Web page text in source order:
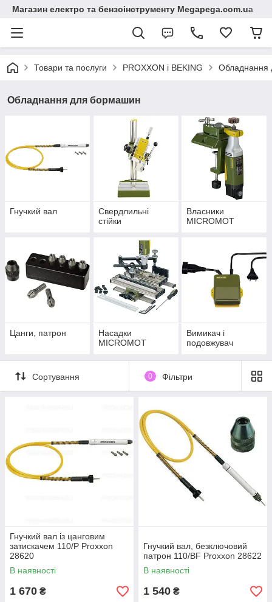
Магазин електро та бензоінструменту Megapega.com.ua
Товари та послуги PROXXON і BEKING Обладнання
Обладнання для бормашин
Гнучкий вал
Свердлильні
стійки
Власники
MICROMOT
Цанги, патрон
Насадки
MICROMOT
Вимикач і
подовжувач
Сортування 0 Фільтри
Гнучкий вал із цанговим
затискачем 110/Р Proxxon
28620
В наявності
1 670 ₴
Гнучкий вал, безключовий
патрон 110/BF Proxxon 28622
В наявності
1 540 ₴